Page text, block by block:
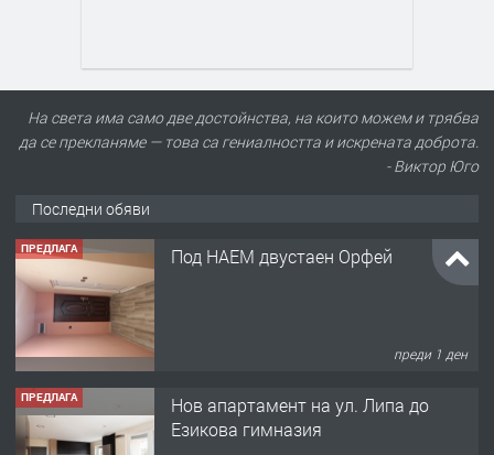
На света има само две достойнства, на които можем и трябва
да се прекланяме — това са гениалността и искрената доброта.
- Виктор Юго
Последни обяви
ПРЕДЛАГА Под НАЕМ двустаен Орфей
преди 1 ден
ПРЕДЛАГА
Нов апартамент на ул. Липа до
Езикова гимназия